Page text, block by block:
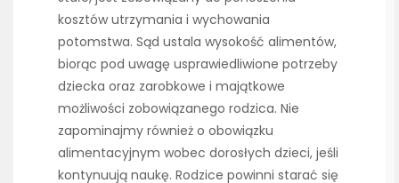
kosztów utrzymania i wychowania
potomstwa. Sąd ustala wysokość alimentów,
biorąc pod uwagę usprawiedliwione potrzeby
dziecka oraz zarobkowe i majątkowe
możliwości zobowiązanego rodzica. Nie
zapominajmy również o obowiązku
alimentacyjnym wobec dorosłych dzieci, jeśli
kontynuują naukę. Rodzice powinni starać się